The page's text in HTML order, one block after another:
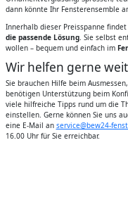
dann könnte Ihr Fensterensemble
Innerhalb dieser Preisspanne findet
die passende Lösung. Sie selbst
wollen – bequem und einfach im
Wir helfen gerne
Sie brauchen Hilfe beim
benötigen Unterstützung beim
viele hilfreiche Tipps rund um die
einstellen. Gerne können Sie uns
eine E-Mail an service@bew24-
16.00 Uhr für Sie erreichbar.